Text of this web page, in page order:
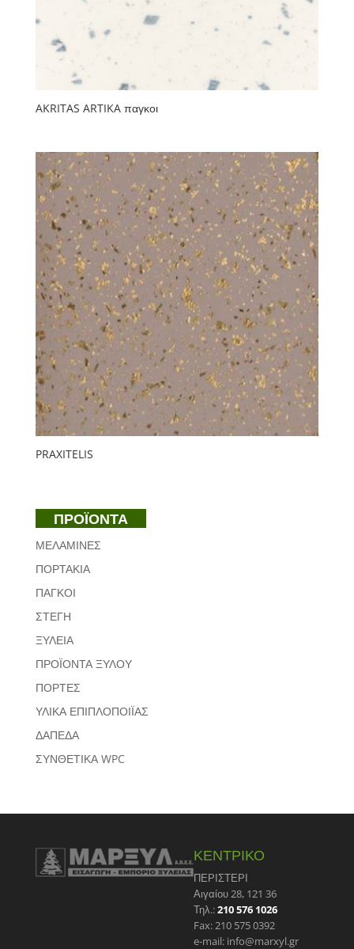
AKRITAS ARTIKA παγκοι
PRAXITELIS
ΠΡΟΪΟΝΤΑ
ΜΕΛΑΜΙΝΕΣ
ΠΟΡΤΑΚΙΑ
ΠΑΓΚΟΙ
ΣΤΕΓΗ
ΞΥΛΕΙΑ
ΠΡΟΪΟΝΤΑ ΞΥΛΟΥ
ΠΟΡΤΕΣ
ΥΛΙΚΑ ΕΠΙΠΛΟΠΟΙΪΑΣ
ΔΑΠΕΔΑ
ΣΥΝΘΕΤΙΚΑ WPC
ΚΕΝΤΡΙΚΟ
ΠΕΡΙΣΤΕΡΙ
Αιγαίου 28, 121 36
Τηλ.:210 576 1026
Fax: 210 575 0392
e-mail: info@marxyl.gr